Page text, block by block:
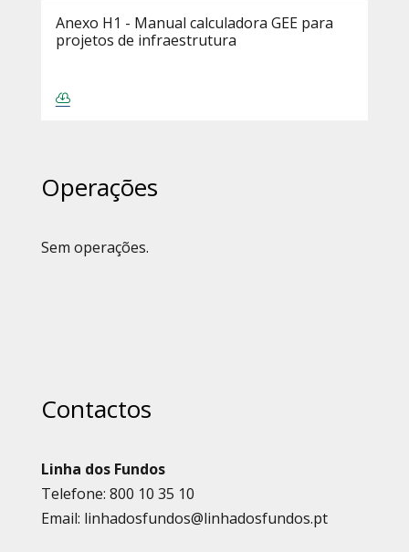
Anexo H1 - Manual calculadora GEE para
projetos de infraestrutura
Operações
Sem operações.
Contactos
Linha dos Fundos
Telefone: 800 10 35 10
Email: linhadosfundos@linhadosfundos.pt